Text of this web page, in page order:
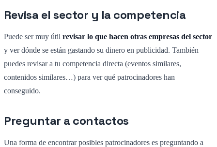
Revisa el sector y la competencia
Puede ser muy útil revisar lo que hacen otras empresas del sector
y ver dónde se están gastando su dinero en publicidad. También
puedes revisar a tu competencia directa (eventos similares,
contenidos similares…) para ver qué patrocinadores han
conseguido.
Preguntar a contactos
Una forma de encontrar posibles patrocinadores es preguntando a